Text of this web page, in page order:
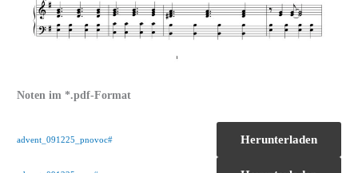
Noten im *.pdf-Format
advent_091225_pnovoc# Herunterladen